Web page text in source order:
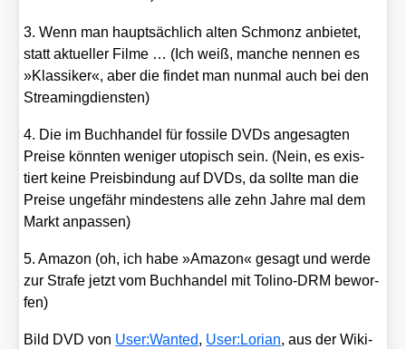
3. Wenn man haupt­säch­lich alten Schmonz anbie­tet,
statt aktu­el­ler Fil­me … (Ich weiß, man­che nen­nen es
»Klas­si­ker«, aber die fin­det man nun­mal auch bei den
Strea­ming­diens­ten)
4. Die im Buch­han­del für fos­si­le DVDs ange­sag­ten
Prei­se könn­ten weni­ger uto­pisch sein. (Nein, es exis­
tiert kei­ne Preis­bin­dung auf DVDs, da soll­te man die
Prei­se unge­fähr min­des­tens alle zehn Jah­re mal dem
Markt anpas­sen)
5. Ama­zon (oh, ich habe »Ama­zon« gesagt und wer­de
zur Stra­fe jetzt vom Buch­han­del mit Toli­no-DRM bewor­
fen)
Bild DVD von User:Wanted, User:Lorian, aus der Wiki­